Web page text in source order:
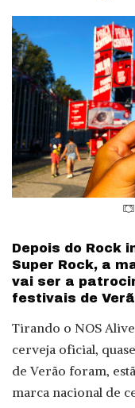
Depois do Rock
Super Rock, a
vai ser a
festivais de
Tirando o NOS
cerveja oficial,
de Verão foram,
marca nacional de